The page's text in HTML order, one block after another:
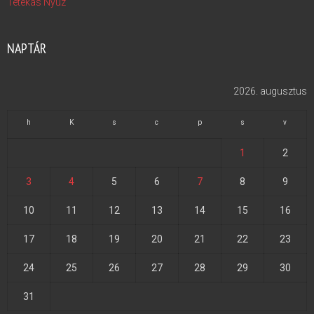
NAPTÁR
2026. augusztus
h K s c p s v
1 2
3 4 5 6 7 8 9
10 11 12 13 14 15 16
17 18 19 20 21 22 23
24 25 26 27 28 29 30
31